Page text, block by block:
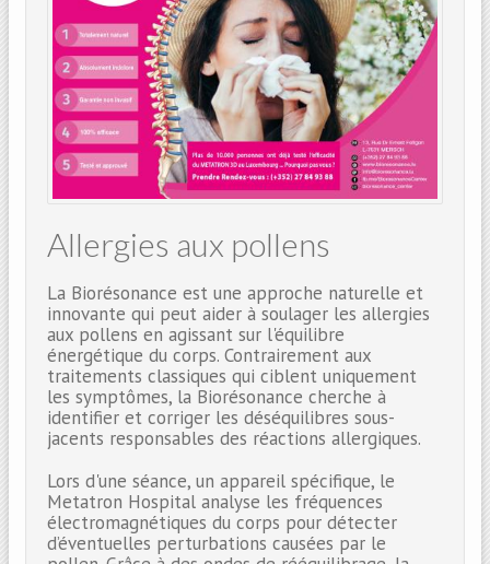
Allergies aux pollens
La Biorésonance est une approche naturelle et
innovante qui peut aider à soulager les allergies
aux pollens en agissant sur l'équilibre
énergétique du corps. Contrairement aux
traitements classiques qui ciblent uniquement
les symptômes, la Biorésonance cherche à
identifier et corriger les déséquilibres sous-
jacents responsables des réactions allergiques.
Lors d'une séance, un appareil spécifique, le
Metatron Hospital analyse les fréquences
électromagnétiques du corps pour détecter
d’éventuelles perturbations causées par le